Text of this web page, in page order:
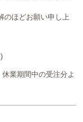
のほどお願い申し上
業期間中の受注分よ